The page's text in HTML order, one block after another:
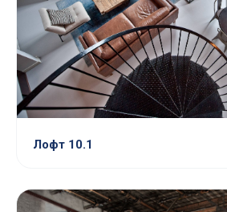
Лофт 10.1